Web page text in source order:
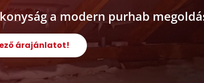
a modern purhab
árajánlatot!